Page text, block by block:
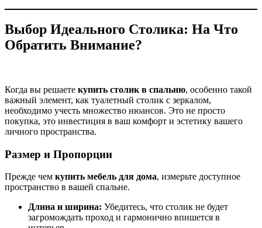
Выбор Идеального Столика: На Что
Обратить Внимание?
Когда вы решаете купить столик в спальню, особенно такой
важный элемент, как туалетный столик с зеркалом,
необходимо учесть множество нюансов. Это не просто
покупка, это инвестиция в ваш комфорт и эстетику вашего
личного пространства.
Размер и Пропорции
Прежде чем купить мебель для дома, измерьте доступное
пространство в вашей спальне.
Длина и ширина: Убедитесь, что столик не будет
загромождать проход и гармонично впишется в